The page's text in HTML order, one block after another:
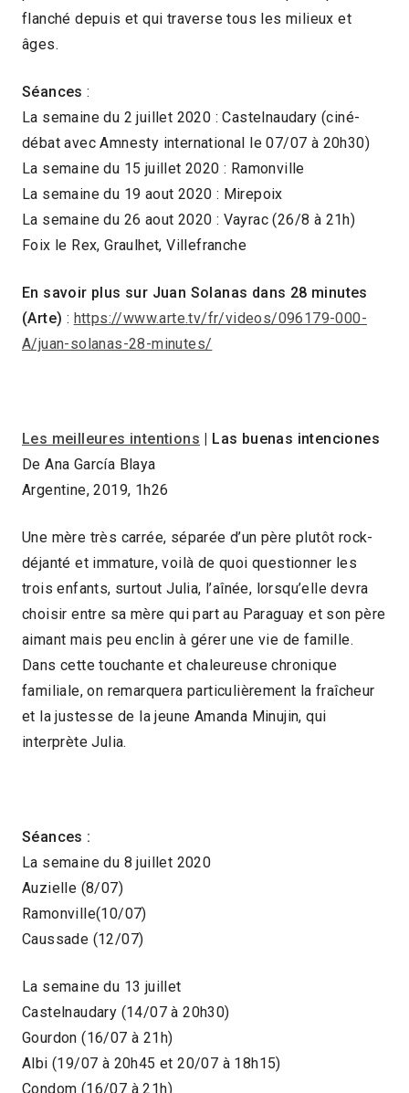
flanché depuis et qui traverse tous les milieux et
âges.
Séances :
La semaine du 2 juillet 2020 : Castelnaudary (ciné-
débat avec Amnesty international le 07/07 à 20h30)
La semaine du 15 juillet 2020 : Ramonville
La semaine du 19 aout 2020 : Mirepoix
La semaine du 26 aout 2020 : Vayrac (26/8 à 21h)
Foix le Rex, Graulhet, Villefranche
En savoir plus sur Juan Solanas dans 28 minutes
(Arte) : https://www.arte.tv/fr/videos/096179-000-
A/juan-solanas-28-minutes/
Les meilleures intentions | Las buenas intenciones
De Ana García Blaya
Argentine, 2019, 1h26
Une mère très carrée, séparée d’un père plutôt rock-
déjanté et immature, voilà de quoi questionner les
trois enfants, surtout Julia, l’aînée, lorsqu’elle devra
choisir entre sa mère qui part au Paraguay et son père
aimant mais peu enclin à gérer une vie de famille.
Dans cette touchante et chaleureuse chronique
familiale, on remarquera particulièrement la fraîcheur
et la justesse de la jeune Amanda Minujin, qui
interprète Julia.
Séances :
La semaine du 8 juillet 2020
Auzielle (8/07)
Ramonville(10/07)
Caussade (12/07)
La semaine du 13 juillet
Castelnaudary (14/07 à 20h30)
Gourdon (16/07 à 21h)
Albi (19/07 à 20h45 et 20/07 à 18h15)
Condom (16/07 à 21h)